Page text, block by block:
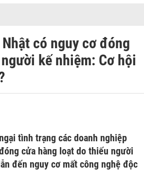
có nguy cơ đóng
kế nhiệm: Cơ hội
tình trạng các doanh nghiệp
cửa hàng loạt do thiếu người
đến nguy cơ mất công nghệ độc